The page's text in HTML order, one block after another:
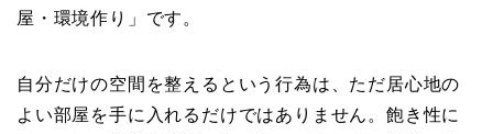
屋・環境作り」です。
自分だけの空間を整えるという行為は、ただ居心地の
よい部屋を手に入れるだけではありません。飽き性に